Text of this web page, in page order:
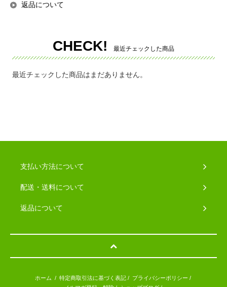
返品について
CHECK! 最近チェックした商品
最近チェックした商品はまだありません。
支払い方法について
配送・送料について
返品について
ホーム / 特定商取引法に基づく表記/ プライバシーポリシー /